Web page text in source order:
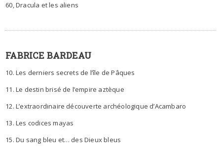
60, Dracula et les aliens
FABRICE BARDEAU
10. Les derniers secrets de l’île de Pâques
11. Le destin brisé de l’empire aztèque
12. L’extraordinaire découverte archéologique d’Acambaro
13. Les codices mayas
15. Du sang bleu et… des Dieux bleus